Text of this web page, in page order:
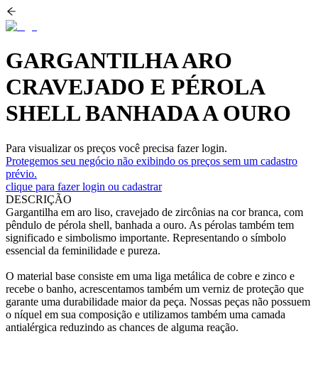
GARGANTILHA ARO
CRAVEJADO E PÉROLA
SHELL BANHADA A OURO
Para visualizar os preços você precisa fazer login.
Protegemos seu negócio não exibindo os preços sem um cadastro
prévio.
clique para fazer login ou cadastrar
DESCRIÇÃO
Gargantilha em aro liso, cravejado de zircônias na cor branca, com
pêndulo de pérola shell, banhada a ouro. As pérolas também tem
significado e simbolismo importante. Representando o símbolo
essencial da feminilidade e pureza.
O material base consiste em uma liga metálica de cobre e zinco e
recebe o banho, acrescentamos também um verniz de proteção que
garante uma durabilidade maior da peça. Nossas peças não possuem
o níquel em sua composição e utilizamos também uma camada
antialérgica reduzindo as chances de alguma reação.